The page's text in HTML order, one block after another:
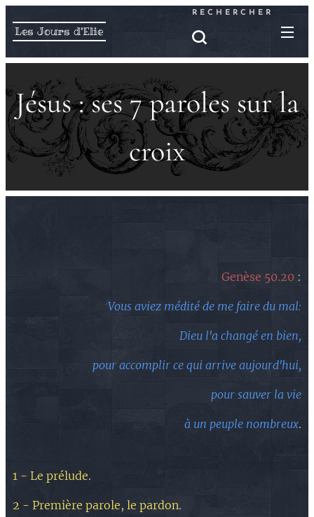
Les Jours d'Elie
RECHERCHER
Jésus : ses 7 paroles sur la
croix
Genèse 50.20 :
Vous aviez médité de me faire du mal:
Dieu l'a changé en bien,
pour accomplir ce qui arrive aujourd'hui,
pour sauver la vie
à un peuple nombreux.
1 - Le prélude.
2 - Première parole, le pardon.